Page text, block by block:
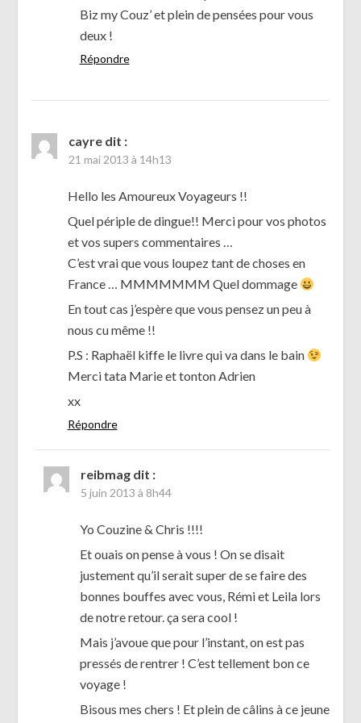
Biz my Couz’ et plein de pensées pour vous
deux !
Répondre
cayre dit :
21 mai 2013 à 14h13
Hello les Amoureux Voyageurs !!
Quel périple de dingue!! Merci pour vos photos
et vos supers commentaires …
C’est vrai que vous loupez tant de choses en
France … MMMMMMM Quel dommage
En tout cas j’espère que vous pensez un peu à
nous cu même !!
P.S : Raphaël kiffe le livre qui va dans le bain
Merci tata Marie et tonton Adrien
xx
Répondre
reibmag dit :
5 juin 2013 à 8h44
Yo Couzine & Chris !!!!
Et ouais on pense à vous ! On se disait
justement qu’il serait super de se faire des
bonnes bouffes avec vous, Rémi et Leila lors
de notre retour. ça sera cool !
Mais j’avoue que pour l’instant, on est pas
pressés de rentrer ! C’est tellement bon ce
voyage !
Bisous mes chers ! Et plein de câlins à ce jeune